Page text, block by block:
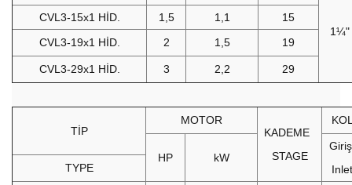
1¼"
CVL3-15x1 HİD. 1,5 1,1
15
CVL3-19x1 HİD.
2 1,5 19
CVL3-29x1 HİD. 3 2,2 29
TİP
MOTOR
KADEME
STAGE
HP kW
Inlet
TYPE